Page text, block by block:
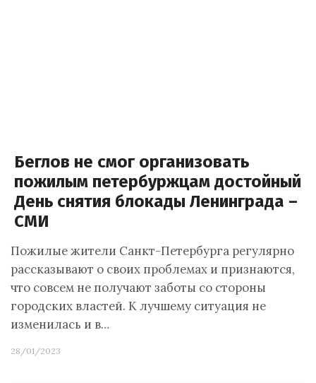
Беглов не смог организовать
пожилым петербуржцам достойный
День снятия блокады Ленинграда –
СМИ
Пожилые жители Санкт-Петербурга регулярно
рассказывают о своих проблемах и признаются,
что совсем не получают заботы со стороны
городских властей. К лучшему ситуация не
изменилась и в…
28/01/2023